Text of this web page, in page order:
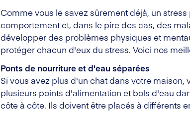
Comme vous le savez sûrement déjà, un
comportement et, dans le pire des cas, des
développer des problèmes physiques et
protéger chacun d'eux du stress. Voici nos
Ponts de nourriture et d'eau séparées
Si vous avez plus d'un chat dans votre
plusieurs points d'alimentation et bols d'eau
côte à côte. Ils doivent être placés à différents